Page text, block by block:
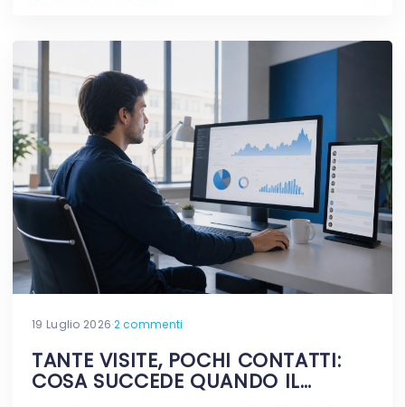
19 Luglio 2026·2 commenti
TANTE VISITE, POCHI CONTATTI:
COSA SUCCEDE QUANDO IL